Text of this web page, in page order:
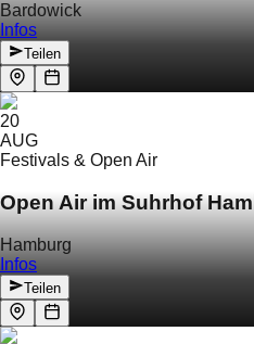
Bardowick
Infos
Teilen
20
AUG
Festivals & Open Air
Open Air im Suhrhof
Hamburg
Infos
Teilen